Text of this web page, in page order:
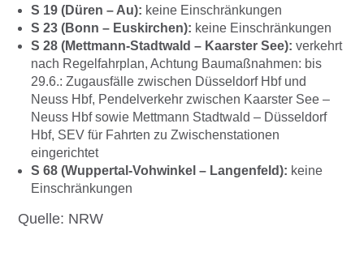
S 19 (Düren – Au): keine Einschränkungen
S 23 (Bonn – Euskirchen): keine Einschränkungen
S 28 (Mettmann-Stadtwald – Kaarster See): verkehrt
nach Regelfahrplan, Achtung Baumaßnahmen: bis
29.6.: Zugausfälle zwischen Düsseldorf Hbf und
Neuss Hbf, Pendelverkehr zwischen Kaarster See –
Neuss Hbf sowie Mettmann Stadtwald – Düsseldorf
Hbf, SEV für Fahrten zu Zwischenstationen
eingerichtet
S 68 (Wuppertal-Vohwinkel – Langenfeld): keine
Einschränkungen
Quelle: NRW